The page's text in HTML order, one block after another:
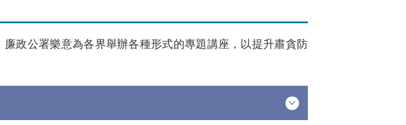
政公署樂意為各界舉辦各種形式的專題講座，以提升肅貪防